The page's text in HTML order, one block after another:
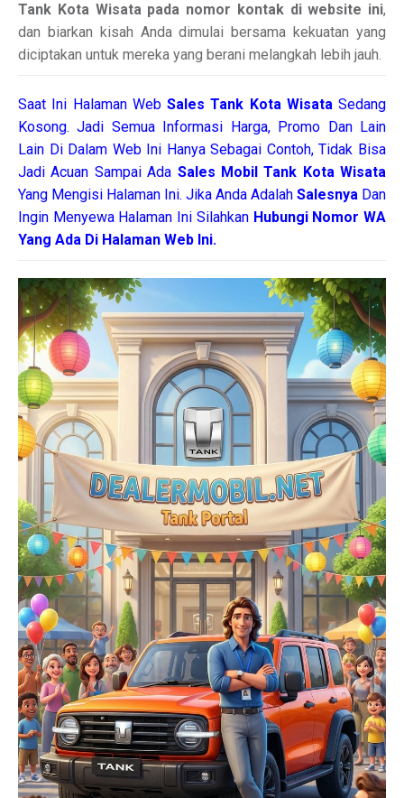
Tank Kota Wisata pada nomor kontak di website ini,
dan biarkan kisah Anda dimulai bersama kekuatan yang
diciptakan untuk mereka yang berani melangkah lebih jauh.
Saat Ini Halaman Web Sales Tank Kota Wisata Sedang
Kosong. Jadi Semua Informasi Harga, Promo Dan Lain
Lain Di Dalam Web Ini Hanya Sebagai Contoh, Tidak Bisa
Jadi Acuan Sampai Ada Sales Mobil Tank Kota Wisata
Yang Mengisi Halaman Ini. Jika Anda Adalah Salesnya Dan
Ingin Menyewa Halaman Ini Silahkan Hubungi Nomor WA
Yang Ada Di Halaman Web Ini.